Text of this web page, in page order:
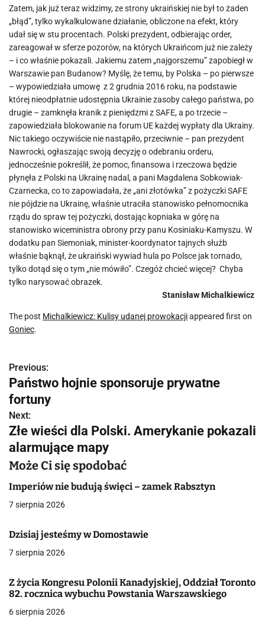
Zatem, jak już teraz widzimy, ze strony ukraińskiej nie był to żaden
„błąd”, tylko wykalkulowane działanie, obliczone na efekt, który
udał się w stu procentach. Polski prezydent, odbierając order,
zareagował w sferze pozorów, na których Ukraińcom już nie zależy
– i co właśnie pokazali. Jakiemu zatem „najgorszemu” zapobiegł w
Warszawie pan Budanow? Myślę, że temu, by Polska – po pierwsze
– wypowiedziała umowę z 2 grudnia 2016 roku, na podstawie
której nieodpłatnie udostępnia Ukrainie zasoby całego państwa, po
drugie – zamknęła kranik z pieniędzmi z SAFE, a po trzecie –
zapowiedziała blokowanie na forum UE każdej wypłaty dla Ukrainy.
Nic takiego oczywiście nie nastąpiło, przeciwnie – pan prezydent
Nawrocki, ogłaszając swoją decyzję o odebraniu orderu,
jednocześnie pokreślił, że pomoc, finansowa i rzeczowa będzie
płynęła z Polski na Ukrainę nadal, a pani Magdalena Sobkowiak-
Czarnecka, co to zapowiadała, że „ani złotówka” z pożyczki SAFE
nie pójdzie na Ukrainę, właśnie utraciła stanowisko pełnomocnika
rządu do spraw tej pożyczki, dostając kopniaka w górę na
stanowisko wiceministra obrony przy panu Kosiniaku-Kamyszu. W
dodatku pan Siemoniak, minister-koordynator tajnych służb
właśnie bąknął, że ukraiński wywiad hula po Polsce jak tornado,
tylko dotąd się o tym „nie mówiło”. Czegóż chcieć więcej? Chyba
tylko narysować obrazek.
Stanisław Michalkiewicz
The post Michalkiewicz: Kulisy udanej prowokacjiappeared first on
Goniec.
N
a
w
i
g
a
c
j
a
p
i
Previous:
Państwo hojnie sponsoruje prywatne
fortuny
Next:
Złe wieści dla Polski. Amerykanie pokazali
alarmujące mapy
Może Ci się spodobać
Imperiów nie budują święci – zamek Rabsztyn
7 sierpnia 2026
Dzisiaj jesteśmy w Domostawie
7 sierpnia 2026
Z życia Kongresu Polonii Kanadyjskiej, Oddział Toronto
82. rocznica wybuchu Powstania Warszawskiego
6 sierpnia 2026